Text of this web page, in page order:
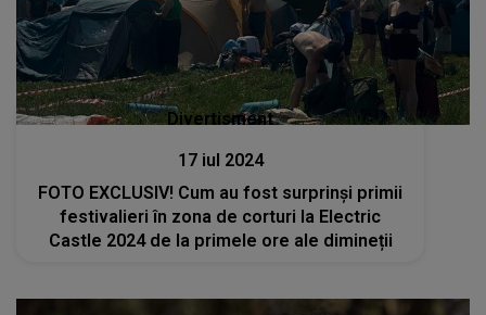
Divertisment
17 iul 2024
FOTO EXCLUSIV! Cum au fost surprinși primii
festivalieri în zona de corturi la Electric
Castle 2024 de la primele ore ale dimineții